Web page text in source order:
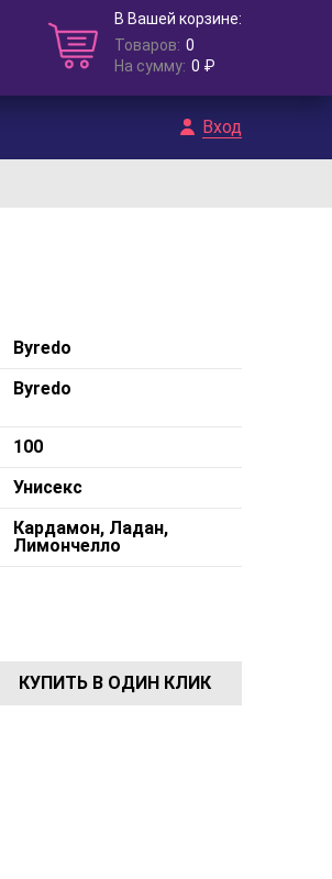
В Вашей корзине:
Товаров: 0
На сумму: 0 ₽
Вход
Byredo
Byredo
100
Унисекс
Кардамон, Ладан,
Лимончелло
КУПИТЬ В ОДИН КЛИК